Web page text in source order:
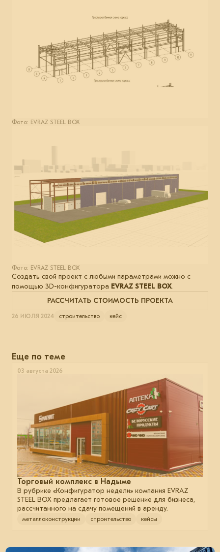
Фото: EVRAZ STEEL BOX
Фото: EVRAZ STEEL BOX
Создать свой проект с любыми параметрами можно с
помощью 3D-конфигуратора EVRAZ STEEL BOX.
РАССЧИТАТЬ СТОИМОСТЬ ПРОЕКТА
26 ИЮЛЯ 2024 строительство кейс
Еще по теме
03 августа 2026
Торговый комплекс в Надыме
В рубрике «Конфигуратор недели» компания EVRAZ
STEEL BOX предлагает готовое решение для бизнеса,
рассчитанного на сдачу помещений в аренду.
металлоконструкции строительство кейсы